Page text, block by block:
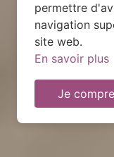
permettre
navigation
site web.
En savoir plus
Je